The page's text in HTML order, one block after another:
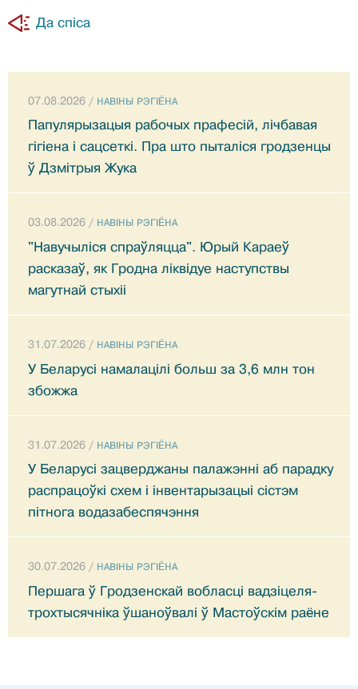
Да спіса
07.08.2026 / НАВIНЫ РЭГIЁНА
Папулярызацыя рабочых прафесій, лічбавая
гігіена і сацсеткі. Пра што пыталіся гродзенцы
ў Дзмітрыя Жука
03.08.2026 / НАВIНЫ РЭГIЁНА
"Навучыліся спраўляцца". Юрый Караеў
расказаў, як Гродна ліквідуе наступствы
магутнай стыхіі
31.07.2026 / НАВIНЫ РЭГIЁНА
У Беларусі намалацілі больш за 3,6 млн тон
збожжа
31.07.2026 / НАВIНЫ РЭГIЁНА
У Беларусі зацверджаны палажэнні аб парадку
распрацоўкі схем і інвентарызацыі сістэм
пітнога водазабеспячэння
30.07.2026 / НАВIНЫ РЭГIЁНА
Першага ў Гродзенскай вобласці вадзіцеля-
трохтысячніка ўшаноўвалі ў Мастоўскім раёне